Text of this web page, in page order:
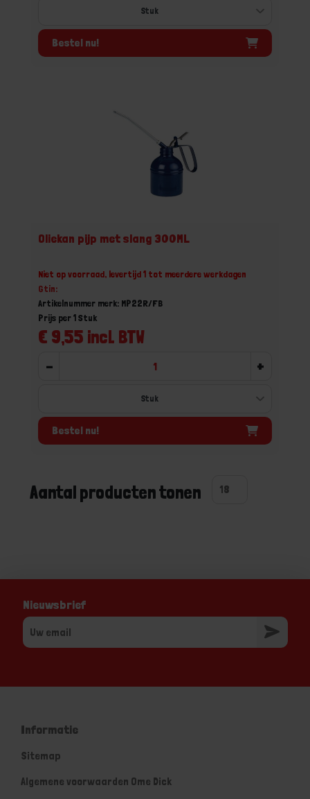
Bestel nu!
Oliekan pijp met slang 300ML
Niet op voorraad, levertijd 1 tot meerdere werkdagen
Gtin:
Artikelnummer merk: MP22R/FB
€ 9,55 incl. BTW
Prijs per 1 Stuk
- +
Bestel nu!
Aantal producten tonen
Nieuwsbrief
Informatie
Sitemap
Algemene voorwaarden Ome Dick